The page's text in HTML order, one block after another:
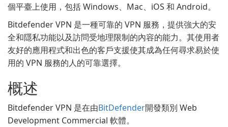
個平臺上使用，包括 Windows、Mac、iOS 和 Android。
Bitdefender VPN 是一種可靠的 VPN 服務，提供強大的安
全和隱私功能以及訪問受地理限制的內容的能力。其使用者
友好的應用程式和出色的客戶支援使其成為任何尋求易於使
用的 VPN 服務的人的可靠選擇。
概述
Bitdefender VPN 是在由BitDefender開發類別 Web
Development Commercial 軟體。